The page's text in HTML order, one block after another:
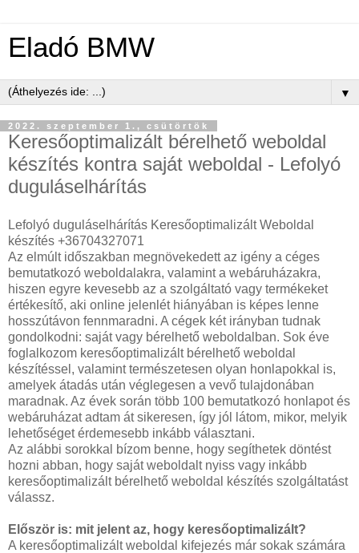
Eladó BMW
▼
2022. szeptember 1., csütörtök
Keresőoptimalizált bérelhető weboldal
készítés kontra saját weboldal - Lefolyó
duguláselhárítás
Lefolyó duguláselhárítás Keresőoptimalizált Weboldal
készítés +36704327071
Az elmúlt időszakban megnövekedett az igény a céges
bemutatkozó weboldalakra, valamint a webáruházakra,
hiszen egyre kevesebb az a szolgáltató vagy termékeket
értékesítő, aki online jelenlét hiányában is képes lenne
hosszútávon fennmaradni. A cégek két irányban tudnak
gondolkodni: saját vagy bérelhető weboldalban. Sok éve
foglalkozom keresőoptimalizált bérelhető weboldal
készítéssel, valamint természetesen olyan honlapokkal is,
amelyek átadás után véglegesen a vevő tulajdonában
maradnak. Az évek során több 100 bemutatkozó honlapot és
webáruházat adtam át sikeresen, így jól látom, mikor, melyik
lehetőséget érdemesebb inkább választani.
Az alábbi sorokkal bízom benne, hogy segíthetek döntést
hozni abban, hogy saját weboldalt nyiss vagy inkább
keresőoptimalizált bérelhető weboldal készítés szolgáltatást
válassz.
Először is: mit jelent az, hogy keresőoptimalizált?
A keresőoptimalizált weboldal kifejezés már sokak számára